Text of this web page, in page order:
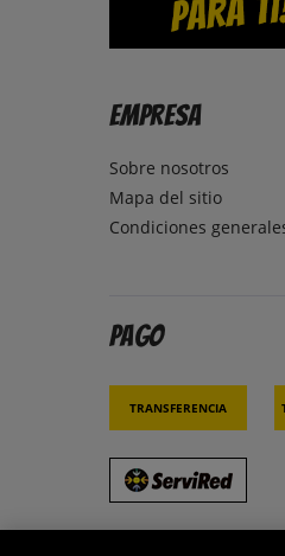
Empresa
Sobre nosotros
Mapa del sitio
Condiciones
Pago
Transferencia